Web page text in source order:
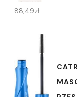
88,49zł